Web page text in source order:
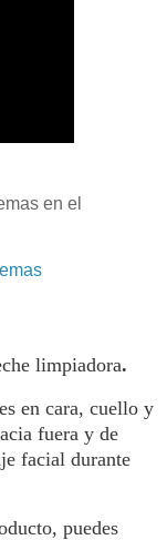
en el
limpiadora.
en cara, cuello y
fuera y de
facial durante
puedes